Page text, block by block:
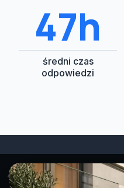
48h
średni czas
odpowiedzi